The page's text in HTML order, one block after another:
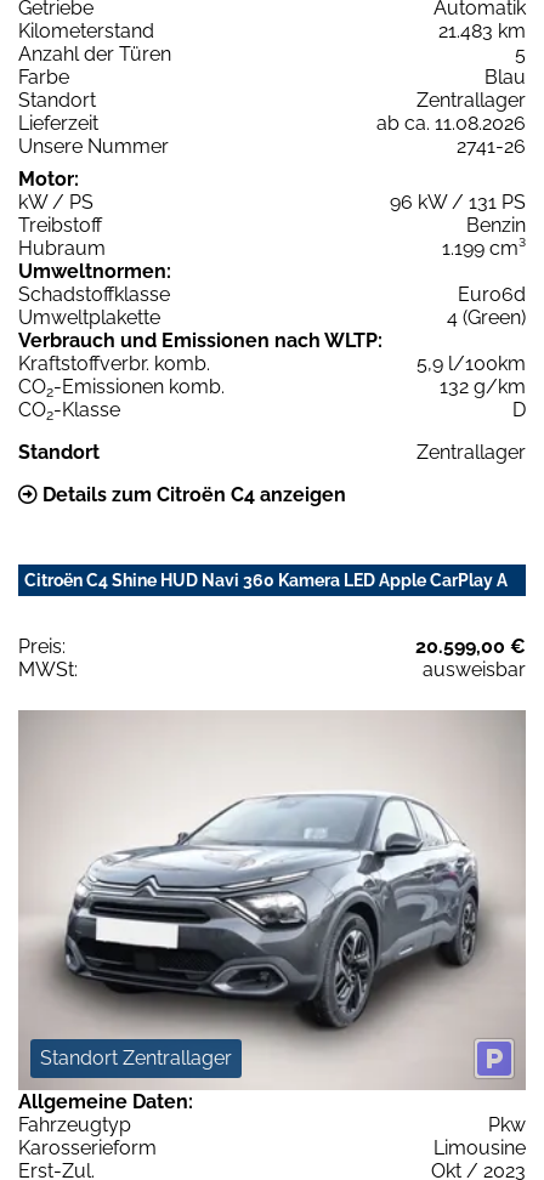
Getriebe
Automatik
Kilometerstand
21.483 km
Anzahl der Türen
5
Farbe
Blau
Standort
Zentrallager
Lieferzeit
ab ca. 11.08.2026
Unsere Nummer
2741-26
Motor:
kW / PS
96 kW / 131 PS
Treibstoff
Benzin
Hubraum
1.199 cm³
Umweltnormen:
Schadstoffklasse
Euro6d
Umweltplakette
4 (Green)
Verbrauch und Emissionen nach WLTP:
Kraftstoffverbr. komb.
5,9 l/100km
CO2-Emissionen komb.
132 g/km
CO2-Klasse
D
Standort
Zentrallager
Details zum Citroën C4 anzeigen
Citroën C4 Shine HUD Navi 360 Kamera LED Apple CarPlay A
Preis:
20.599,00 €
MWSt:
ausweisbar
Standort Zentrallager
Allgemeine Daten:
Fahrzeugtyp
Pkw
Karosserieform
Limousine
Erst-Zul.
Okt / 2023